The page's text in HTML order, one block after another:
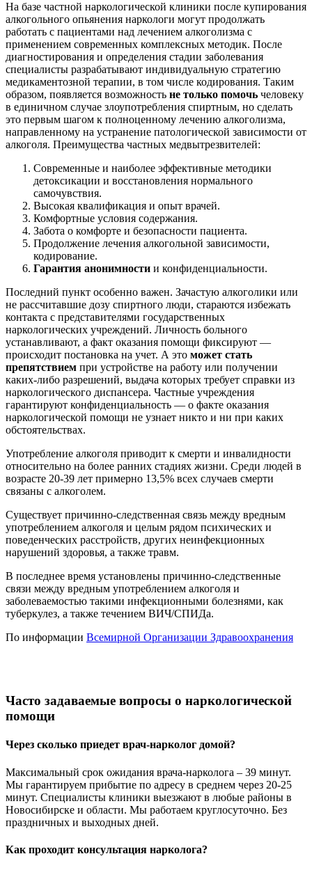
На базе частной наркологической клиники после купирования
алкогольного опьянения наркологи могут продолжать
работать с пациентами над лечением алкоголизма с
применением современных комплексных методик. После
диагностирования и определения стадии заболевания
специалисты разрабатывают индивидуальную стратегию
медикаментозной терапии, в том числе кодирования. Таким
образом, появляется возможность не только помочь человеку
в единичном случае злоупотребления спиртным, но сделать
это первым шагом к полноценному лечению алкоголизма,
направленному на устранение патологической зависимости от
алкоголя. Преимущества частных медвытрезвителей:
Современные и наиболее эффективные методики
детоксикации и восстановления нормального
самочувствия.
Высокая квалификация и опыт врачей.
Комфортные условия содержания.
Забота о комфорте и безопасности пациента.
Продолжение лечения алкогольной зависимости,
кодирование.
Гарантия анонимности и конфиденциальности.
Последний пункт особенно важен. Зачастую алкоголики или
не рассчитавшие дозу спиртного люди, стараются избежать
контакта с представителями государственных
наркологических учреждений. Личность больного
устанавливают, а факт оказания помощи фиксируют —
происходит постановка на учет. А это может стать
препятствием при устройстве на работу или получении
каких-либо разрешений, выдача которых требует справки из
наркологического диспансера. Частные учреждения
гарантируют конфиденциальность — о факте оказания
наркологической помощи не узнает никто и ни при каких
обстоятельствах.
Употребление алкоголя приводит к смерти и инвалидности
относительно на более ранних стадиях жизни. Среди людей в
возрасте 20-39 лет примерно 13,5% всех случаев смерти
связаны с алкоголем.
Существует причинно-следственная связь между вредным
употреблением алкоголя и целым рядом психических и
поведенческих расстройств, других неинфекционных
нарушений здоровья, а также травм.
В последнее время установлены причинно-следственные
связи между вредным употреблением алкоголя и
заболеваемостью такими инфекционными болезнями, как
туберкулез, а также течением ВИЧ/СПИДа.
По информации Всемирной Организации Здравоохранения
Часто задаваемые вопросы о наркологической
помощи
Через сколько приедет врач-нарколог домой?
Максимальный срок ожидания врача-нарколога – 39 минут.
Мы гарантируем прибытие по адресу в среднем через 20-25
минут. Специалисты клиники выезжают в любые районы в
Новосибирске и области. Мы работаем круглосуточно. Без
праздничных и выходных дней.
Как проходит консультация нарколога?